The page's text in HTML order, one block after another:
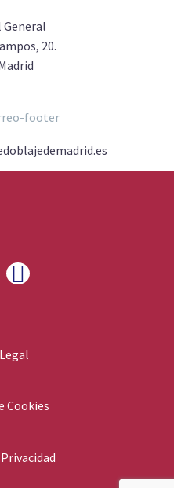
General
20.
Cookies